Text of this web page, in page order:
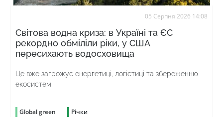
05 Серпня 2026 14:08
Світова водна криза: в Україні та ЄС
рекордно обміліли ріки, у США
пересихають водосховища
Це вже загрожує енергетиці, логістиці та збереженню
екосистем
Global green Річки